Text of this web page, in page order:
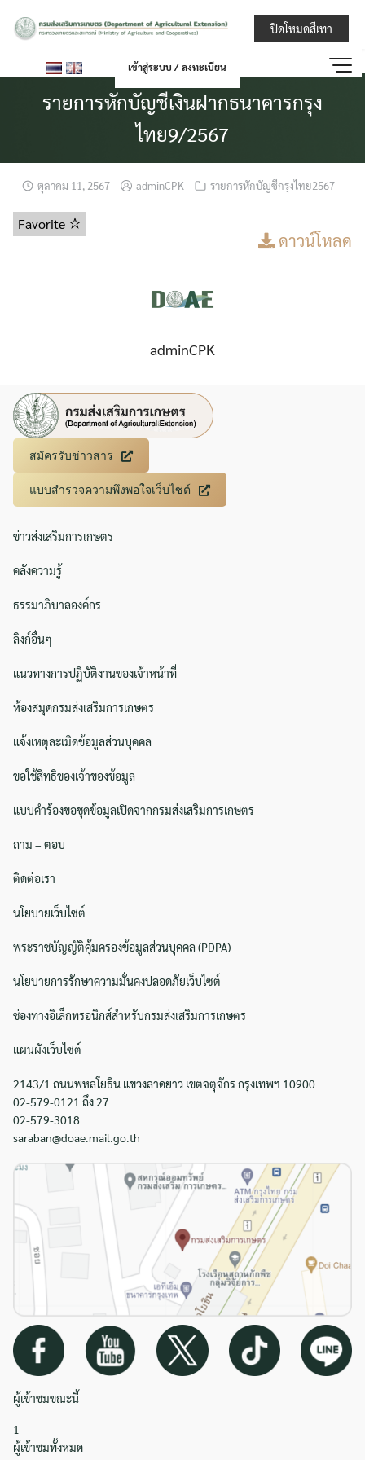
กรมส่งเสริมกา
เข้าสู่ระบบ / ลงทะเบียน
Search
รายการหักบัญชีเงินฝากธนาคารกรุง
ไทย9/2567
ตุลาคม 11, 2567 adminCPK รายการหักบัญชีกรุงไทย2567
Favorite
ดาวน์โหลด
adminCPK
สมัครรับข่าวสาร
แบบสำรวจความพึงพอใจเว็บไซต์
ข่าวส่งเสริมการเกษตร
คลังความรู้
ธรรมาภิบาลองค์กร
ลิงก์อื่นๆ
แนวทางการปฏิบัติงานของเจ้าหน้าที่
ห้องสมุดกรมส่งเสริมการเกษตร
แจ้งเหตุละเมิดข้อมูลส่วนบุคคล
ขอใช้สิทธิของเจ้าของข้อมูล
แบบคำร้องขอชุดข้อมูลเปิดจากกรมส่งเสริมการเกษตร
ถาม – ตอบ
ติดต่อเรา
นโยบายเว็บไซต์
พระราชบัญญัติคุ้มครองข้อมูลส่วนบุคคล (PDPA)
นโยบายการรักษาความมั่นคงปลอดภัยเว็บไซต์
ช่องทางอิเล็กทรอนิกส์สำหรับกรมส่งเสริมการเกษตร
แผนผังเว็บไซต์
2143/1 ถนนพหลโยธิน แขวงลาดยาว เขตจตุจักร กรุงเทพฯ 10900
02-579-0121 ถึง 27
02-579-3018
saraban@doae.mail.go.th
ผู้เข้าชมขณะนี้
1
ผู้เข้าชมทั้งหมด
ปิดโหมดสีเทา